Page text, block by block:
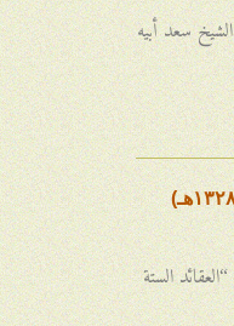
سعد أبيه
قراءة في نظم الشيخ ماء العينين (ت. (۱۳۲۸هـ)
ماء العينين (تـ. 1328هـ) “العقائد الستة